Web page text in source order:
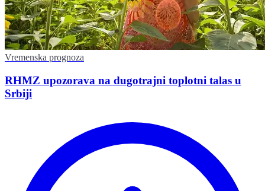
Vremenska prognoza
RHMZ upozorava na dugotrajni toplotni talas u
Srbiji